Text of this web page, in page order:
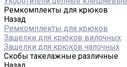
Ремкомплекты для крюков
Назад
Ремкомплекты для крюков
Защелки для крюков вилочных
Защелки для крюков чалочных
Скобы такелажные различные